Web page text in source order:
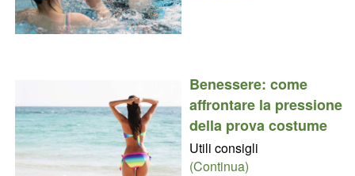
Benessere: come
affrontare la pressione
della prova costume
Utili consigli
(Continua)